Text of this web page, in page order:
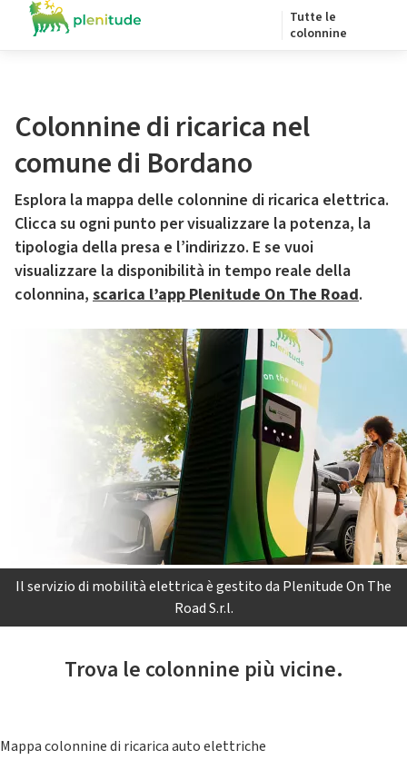
Tutte le
colonnine
Colonnine di ricarica nel
comune di Bordano
Esplora la mappa delle colonnine di ricarica elettrica.
Clicca su ogni punto per visualizzare la potenza, la
tipologia della presa e l’indirizzo. E se vuoi
visualizzare la disponibilità in tempo reale della
colonnina, scarica l’app Plenitude On The Road.
Il servizio di mobilità elettrica è gestito da Plenitude On The
Road S.r.l.
Trova le colonnine più vicine.
Mappa colonnine di ricarica auto elettriche